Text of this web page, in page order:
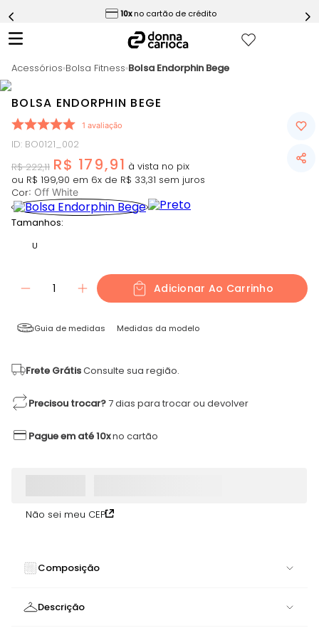
10x no cartão de crédito
Acessórios Bolsa Fitness Bolsa Endorphin Bege
BOLSA ENDORPHIN BEGE
1 avaliação
ID: BO0121_002
R$ 222,11 R$ 179,91
ou R$ 199,90 em 6x de R$ 33,31 sem juros
Cor: Off White
Tamanhos:
U
1 Adicionar Ao Carrinho
Guia de medidas Medidas da modelo
Frete GrátisConsulte sua região.
Precisou trocar?7 dias para trocar ou devolver
Pague em até 10xno cartão
Não sei meu CEP
Composição
Descrição
7º Conjunto
9º
Ultimate Rosa
10ºMacaquinho